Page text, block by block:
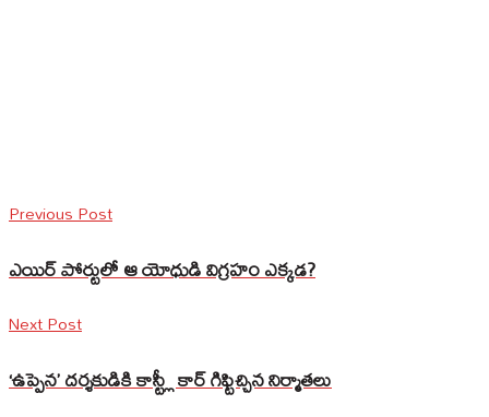
Previous Post
ఎయిర్ పోర్టులో ఆ యోధుడి విగ్రహం ఎక్కడ?
Next Post
‘ఉప్పెన’ దర్శకుడికి కాస్ట్లీ కార్ గిఫ్టిచ్చిన నిర్మాతలు